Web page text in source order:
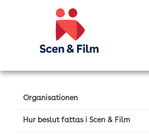
Organisationen
Hur beslut fattas i Scen & Film